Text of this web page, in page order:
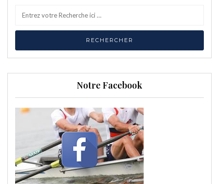
Notre Facebook